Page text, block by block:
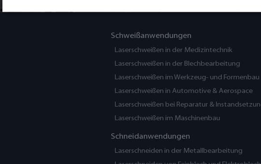
Schweißanwendungen
Laserschweißen in der Medizintechnik
Laserschweißen in der Blechbearbeitung
Laserschweißen im Werkzeug- und Formenbau
Laserschweißen in Automotive & Aerospace
Laserschweißen bei Reparatur &
Laserschweißen im Maschinenbau
Schneidanwendungen
Laserschneiden in der Metallbearbeitung